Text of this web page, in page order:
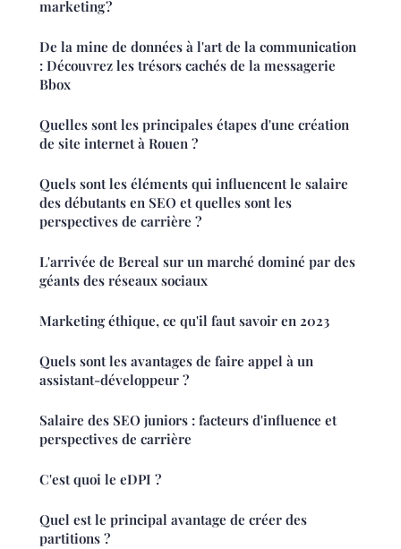
marketing ?
De la mine de données à l'art de la communication
: Découvrez les trésors cachés de la messagerie
Bbox
Quelles sont les principales étapes d'une création
de site internet à Rouen ?
Quels sont les éléments qui influencent le salaire
des débutants en SEO et quelles sont les
perspectives de carrière ?
L'arrivée de Bereal sur un marché dominé par des
géants des réseaux sociaux
Marketing éthique, ce qu'il faut savoir en 2023
Quels sont les avantages de faire appel à un
assistant-développeur ?
Salaire des SEO juniors : facteurs d'influence et
perspectives de carrière
C'est quoi le eDPI ?
Quel est le principal avantage de créer des
partitions ?